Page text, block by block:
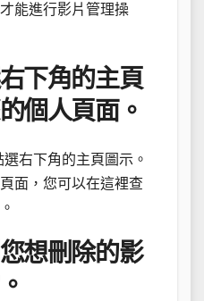
能進行影片管理操
下角的主頁
個人頁面。
右下角的主頁圖示。
面，您可以在這裡查
想刪除的影